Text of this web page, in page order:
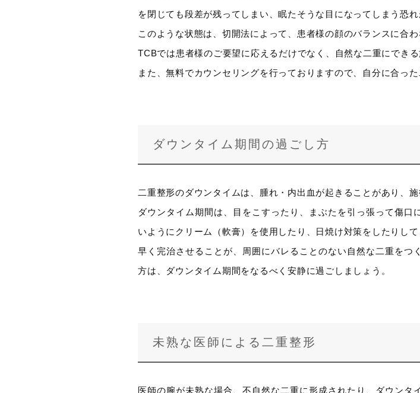
を閉じても段差が残ってしまい、眠たそうな目になってしまう恐れ
このような状態は、切開法によって、患者様の顔のバランスに合
TCBでは患者様のご要望に応えるだけでなく、自然な二重にでき
また、無料でカウンセリングを行っておりますので、自分に合っ
ダウンタイム期間の過ごし方
二重整形のダウンタイムは、腫れ・内出血が起きることがあり、
ダウンタイム期間は、目をこすったり、まぶたを引っ張って傷
いようにクリーム（軟膏）を使用したり、日焼け対策をしたりし
早く完治させることが、周囲にバレることのない自然な二重を
方は、ダウンタイム期間をなるべく安静に過ごしましょう。
未熟な医師による二重整形
医師の腕が未熟な場合、不自然な二重に形成されたり、ダウン